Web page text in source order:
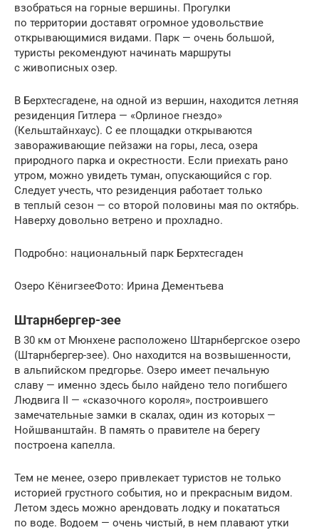
взобраться на горные вершины. Прогулки
по территории доставят огромное удовольствие
открывающимися видами. Парк — очень большой,
туристы рекомендуют начинать маршруты
с живописных озер.
В Берхтесгадене, на одной из вершин, находится летняя
резиденция Гитлера — «Орлиное гнездо»
(Кельштайнхаус). С ее площадки открываются
завораживающие пейзажи на горы, леса, озера
природного парка и окрестности. Если приехать рано
утром, можно увидеть туман, опускающийся с гор.
Следует учесть, что резиденция работает только
в теплый сезон — со второй половины мая по октябрь.
Наверху довольно ветрено и прохладно.
Подробно: национальный парк Берхтесгаден
Озеро КёнигзееФото: Ирина Дементьева
Штарнбергер-зее
В 30 км от Мюнхене расположено Штарнбергское озеро
(Штарнбергер-зее). Оно находится на возвышенности,
в альпийском предгорье. Озеро имеет печальную
славу — именно здесь было найдено тело погибшего
Людвига II — «сказочного короля», построившего
замечательные замки в скалах, один из которых —
Нойшванштайн. В память о правителе на берегу
построена капелла.
Тем не менее, озеро привлекает туристов не только
историей грустного события, но и прекрасным видом.
Летом здесь можно арендовать лодку и покататься
по воде. Водоем — очень чистый, в нем плавают утки